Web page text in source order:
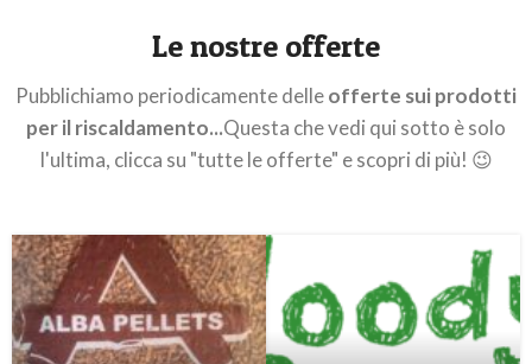
Le nostre offerte
Pubblichiamo periodicamente delleofferte sui prodotti
per il riscaldamento...Questa che vedi qui sotto è solo
l'ultima, clicca su "tutte le offerte" e scopri di più! 😉